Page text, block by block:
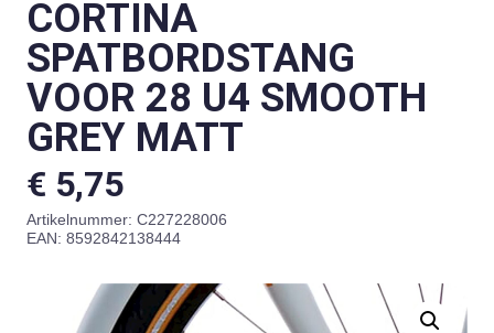
CORTINA
SPATBORDSTANG
VOOR 28 U4 SMOOTH
GREY MATT
€ 5,75
Artikelnummer: C227228006
EAN: 8592842138444